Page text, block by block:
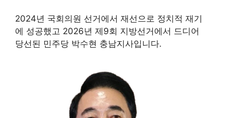
2024년 국회의원 선거에서 재선으로 정치적 재기
에 성공했고 2026년 제9회 지방선거에서 드디어
당선된 민주당 박수현 충남지사입니다.